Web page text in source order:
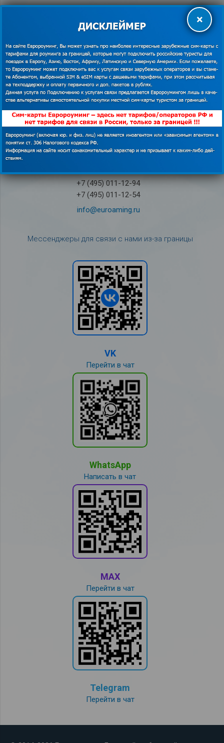
ПОДДЕРЖКА СИМ-КАРТ ЕВРОРОУМИНГ
Всегда на связи!
График работы:
Понедельник – пятница с 09:00 до 18:00
Суббота с 10:00 до 18:00
Воскресенье – выходной
Служба под­держки кли­ен­тов на рус­ском языке
+7 (495) 011-12-94
+7 (495) 011-12-54
info@euroaming.ru
Мессенджеры для связи с нами из-за границы
VK
Перейти в чат
WhatsApp
Написать в чат
MAX
Перейти в чат
Telegram
Перейти в чат
×